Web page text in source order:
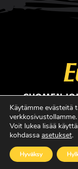
SUOMEN
Copyright ©
Käytämme evästeitä
verkkosivustollamme.
Voit lukea lisää
kohdassa asetukset.
Hyväksy